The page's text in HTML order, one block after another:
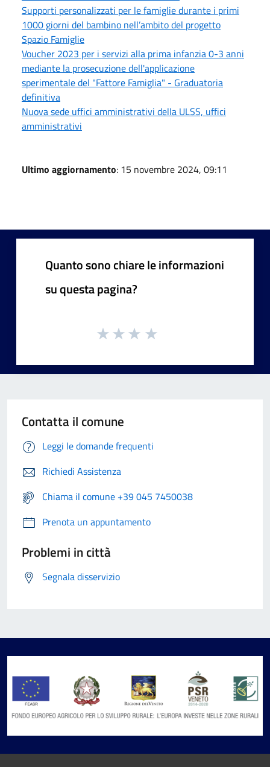
Supporti personalizzati per le famiglie durante i primi
1000 giorni del bambino nell’ambito del progetto
Spazio Famiglie
Voucher 2023 per i servizi alla prima infanzia 0-3 anni
mediante la prosecuzione dell'applicazione
sperimentale del "Fattore Famiglia" - Graduatoria
definitiva
Nuova sede uffici amministrativi della ULSS, uffici
amministrativi
Ultimo aggiornamento: 15 novembre 2024, 09:11
Quanto sono chiare le informazioni
su questa pagina?
Contatta il comune
Leggi le domande frequenti
Richiedi Assistenza
Chiama il comune +39 045 7450038
Prenota un appuntamento
Problemi in città
Segnala disservizio